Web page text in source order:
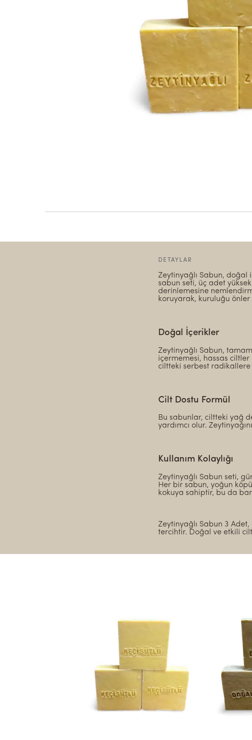
DETAYLAR
Zeytinyağlı Sabun, doğal
sabun seti, üç adet
derinlemesine
koruyarak, kuruluğu önler
Doğal İçerikler
Zeytinyağlı Sabun,
içermemesi, hassas
ciltteki serbest radikallere
Cilt Dostu Formül
Bu sabunlar, ciltteki yağ
yardımcı olur.
Kullanım Kolaylığı
Zeytinyağlı Sabun seti,
Her bir sabun, yoğun
kokuya sahiptir, bu da
Zeytinyağlı Sabun 3
tercihtir. Doğal ve etkili